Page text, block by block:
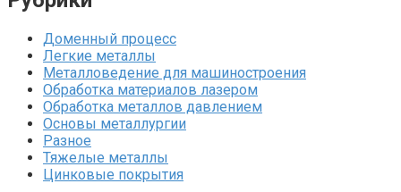
Доменный процесс
Легкие металлы
Металловедение для машиностроения
Обработка материалов лазером
Обработка металлов давлением
Основы металлургии
Разное
Тяжелые металлы
Цинковые покрытия